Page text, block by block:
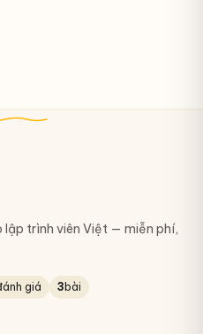
lập trình viên Việt — miễn phí,
giá 3 bài